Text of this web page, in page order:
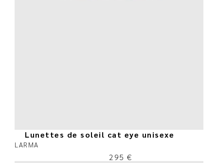
Lunettes de soleil cat eye unisexe
LARMA
295 €